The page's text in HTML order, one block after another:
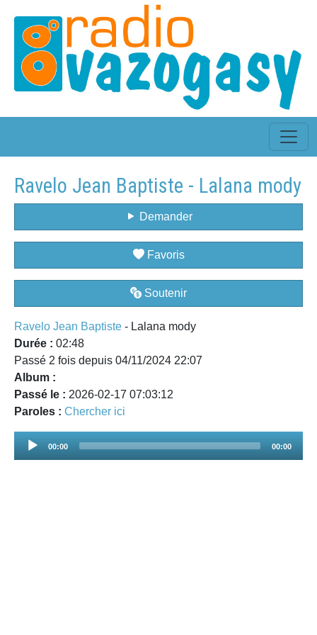
Ravelo Jean Baptiste - Lalana mody
Demander
Favoris
Soutenir
Ravelo Jean Baptiste - Lalana mody
Durée : 02:48
Passé 2 fois depuis 04/11/2024 22:07
Album :
Passé le : 2026-02-17 07:03:12
Paroles : Chercher ici
Audio
00:00 00:00